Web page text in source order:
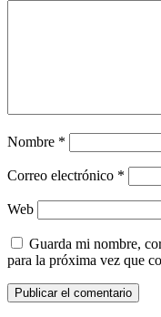
Nombre *
Correo electrónico *
Web
Guarda mi nombre,
para la próxima vez que